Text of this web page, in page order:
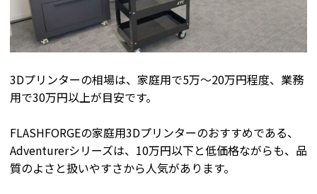
3Dプリンターの相場は、家庭用で5万〜20万円程度、業務
用で30万円以上が目安です。
FLASHFORGEの家庭用3Dプリンターのおすすめである、
Adventurerシリーズは、10万円以下と低価格ながらも、品
質のよさと扱いやすさから人気があります。